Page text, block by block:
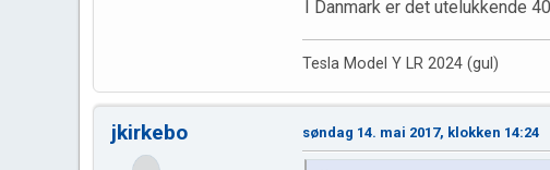
I Danmark er det utelukkende
Tesla Model Y LR 2024 (gul)
jkirkebo søndag 14. mai 2017, klokken 14:24